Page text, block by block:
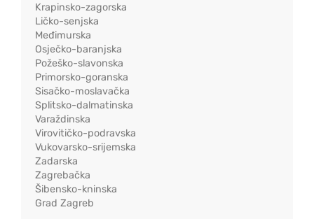
Krapinsko-zagorska
Ličko-senjska
Međimurska
Osječko-baranjska
Požeško-slavonska
Primorsko-goranska
Sisačko-moslavačka
Splitsko-dalmatinska
Varaždinska
Virovitičko-podravska
Vukovarsko-srijemska
Zadarska
Zagrebačka
Šibensko-kninska
Grad Zagreb